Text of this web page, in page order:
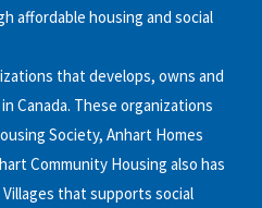
affordable housing and social
that develops, owns and
Canada. These organizations
Society, Anhart Homes
Community Housing also has
that supports social